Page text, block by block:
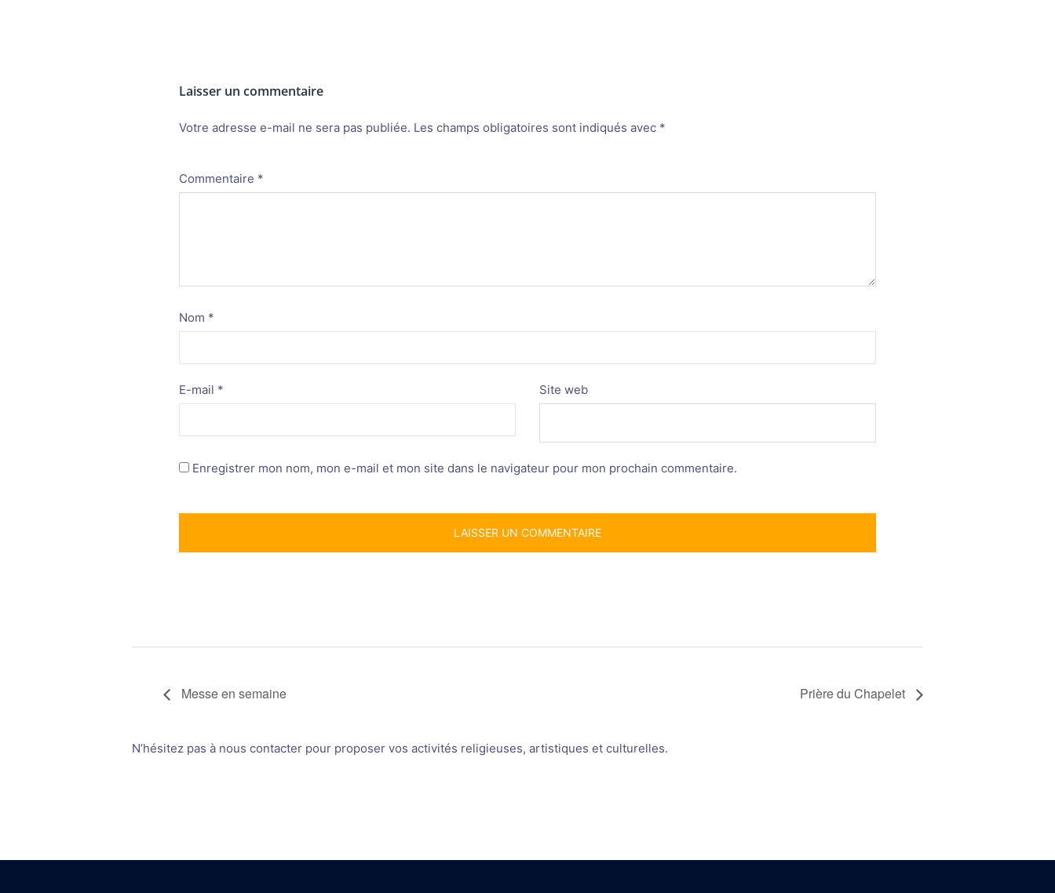
Laisser un commentaire
Votre adresse e-mail ne sera pas publiée. Les champs obligatoires sont indiqués avec *
Commentaire *
Nom *
E-mail * Site web
Enregistrer mon nom, mon e-mail et mon site dans le navigateur pour mon prochain commentaire.
Alternative:
Messe en semaine Prière du Chapelet
N’hésitez pas à nous contacter pour proposer vos activités religieuses, artistiques et culturelles.